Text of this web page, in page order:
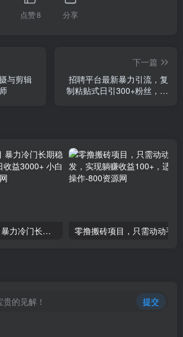
点赞8 分享
与剪辑
下一篇
招聘平台最新暴力引流，复
制粘贴式日引300+粉丝，颠
2024新蓝海项目 暴力冷门长期稳定 纯手机操作 单日收益3000+ 小白当天上手
的见解！ 提交